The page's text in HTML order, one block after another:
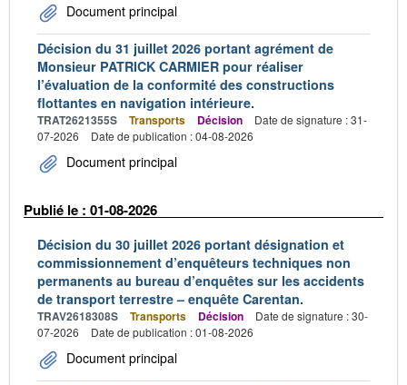
Document principal
Décision du 31 juillet 2026 portant agrément de
Monsieur PATRICK CARMIER pour réaliser
l’évaluation de la conformité des constructions
flottantes en navigation intérieure.
TRAT2621355S Transports Décision
Date de signature : 31-
07-2026
Date de publication : 04-08-2026
Document principal
Publié le : 01-08-2026
Décision du 30 juillet 2026 portant désignation et
commissionnement d’enquêteurs techniques non
permanents au bureau d’enquêtes sur les accidents
de transport terrestre – enquête Carentan.
TRAV2618308S Transports Décision
Date de signature : 30-
07-2026
Date de publication : 01-08-2026
Document principal